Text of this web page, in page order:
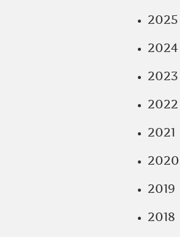
2025
2024
2023
2022
2021
2020
2019
2018